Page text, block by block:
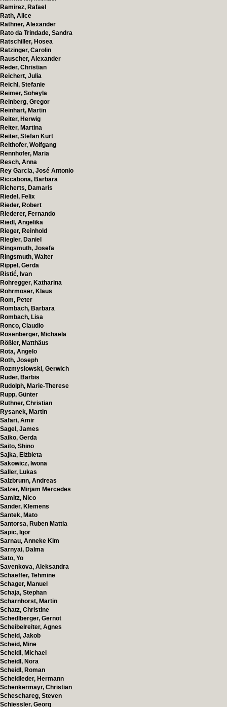
Ramirez, Rafael
Rath, Alice
Rathner, Alexander
Rato da Trindade, Sandra
Ratschiller, Hosea
Ratzinger, Carolin
Rauscher, Alexander
Reder, Christian
Reichert, Julia
Reichl, Stefanie
Reimer, Soheyla
Reinberg, Gregor
Reinhart, Martin
Reiter, Herwig
Reiter, Martina
Reiter, Stefan Kurt
Reithofer, Wolfgang
Rennhofer, Maria
Resch, Anna
Rey Garcia, José Antonio
Riccabona, Barbara
Richerts, Damaris
Riedel, Felix
Rieder, Robert
Riederer, Fernando
Riedl, Angelika
Rieger, Reinhold
Riegler, Daniel
Ringsmuth, Josefa
Ringsmuth, Walter
Rippel, Gerda
Ristić, Ivan
Rohregger, Katharina
Rohrmoser, Klaus
Rom, Peter
Rombach, Barbara
Rombach, Lisa
Ronco, Claudio
Rosenberger, Michaela
Rößler, Matthäus
Rota, Angelo
Roth, Joseph
Rozmyslowski, Gerwich
Ruder, Barbis
Rudolph, Marie-Therese
Rupp, Günter
Ruthner, Christian
Rysanek, Martin
Safari, Amir
Sagel, James
Saiko, Gerda
Saito, Shino
Sajka, Elżbieta
Sakowicz, Iwona
Saller, Lukas
Salzbrunn, Andreas
Salzer, Mirjam Mercedes
Samitz, Nico
Sander, Klemens
Santek, Mato
Santorsa, Ruben Mattia
Sapic, Igor
Sarnau, Anneke Kim
Sarnyai, Dalma
Sato, Yo
Savenkova, Aleksandra
Schaeffer, Tehmine
Schager, Manuel
Schaja, Stephan
Scharnhorst, Martin
Schatz, Christine
Schedlberger, Gernot
Scheibelreiter, Agnes
Scheid, Jakob
Scheid, Mine
Scheidl, Michael
Scheidl, Nora
Scheidl, Roman
Scheidleder, Hermann
Schenkermayr, Christian
Scheschareg, Steven
Schiessler, Georg